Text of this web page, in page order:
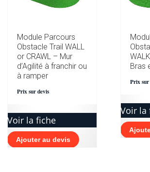
Module Parcours
Obstacle Trail WALL
or CRAWL – Mur
d’Agilité à franchir ou
à ramper
Prix sur devis
Voir la fiche
Ajouter au devis
Bras
Prix sur
Voir la